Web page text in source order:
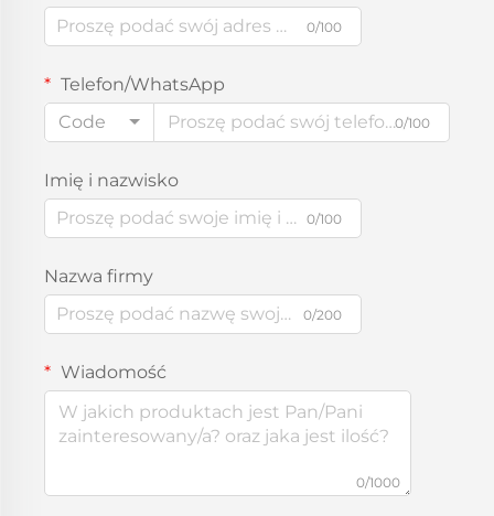
0/100
Telefon/WhatsApp
Code
0/100
Imię i nazwisko
0/100
Nazwa firmy
0/200
Wiadomość
0/1000